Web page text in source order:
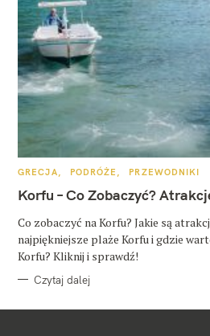
K
T
E
O
R
I
GRECJA PODRÓŻE PRZEWODNIKI
Korfu – Co Zobaczyć?
Co zobaczyć na Korfu? Jakie są
najpiękniejsze plaże Korfu i gdzie
Korfu? Kliknij i sprawdź!
Czytaj dalej